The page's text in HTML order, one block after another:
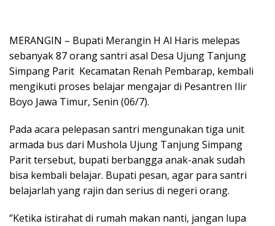
MERANGIN – Bupati Merangin H Al Haris melepas
sebanyak 87 orang santri asal Desa Ujung Tanjung
Simpang Parit Kecamatan Renah Pembarap, kembali
mengikuti proses belajar mengajar di Pesantren Ilir
Boyo Jawa Timur, Senin (06/7).
Pada acara pelepasan santri mengunakan tiga unit
armada bus dari Mushola Ujung Tanjung Simpang
Parit tersebut, bupati berbangga anak-anak sudah
bisa kembali belajar. Bupati pesan, agar para santri
belajarlah yang rajin dan serius di negeri orang.
‘’Ketika istirahat di rumah makan nanti, jangan lupa